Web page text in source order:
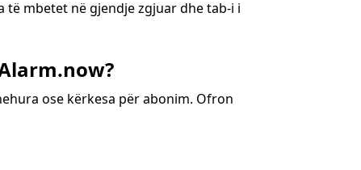
mbetet në gjendje zgjuar dhe tab-i i
ose kërkesa për abonim. Ofron